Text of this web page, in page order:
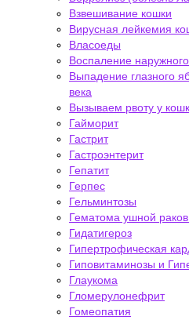
Взвешивание кошки
Вирусная лейкемия
Власоеды
Воспаление
Выпадение глазного
века
Вызываем рвоту у
Гайморит
Гастрит
Гастроэнтерит
Гепатит
Герпес
Гельминтозы
Гематома ушной
Гидатигероз
Гипертрофическая
Гиповитаминозы и
Глаукома
Гломерулонефрит
Гомеопатия